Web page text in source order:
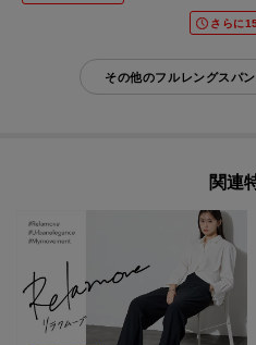
さらに
その他のフルレングスパ
関連